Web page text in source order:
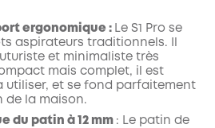
ergonomique : Le S1 Pro se
aspirateurs traditionnels. Il
et minimaliste très
mais complet, il est
utiliser, et se fond parfaitement
de la maison.
du patin à 12 mm : Le patin de